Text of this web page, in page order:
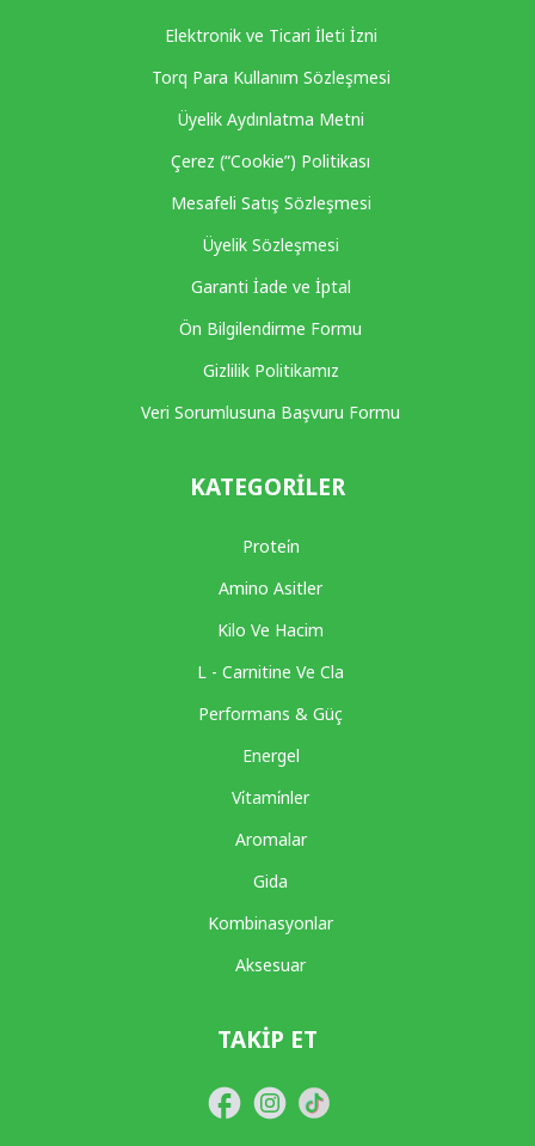
Elektronik ve Ticari İleti İzni
Torq Para Kullanım Sözleşmesi
Üyelik Aydınlatma Metni
Çerez (“Cookie”) Politikası
Mesafeli Satış Sözleşmesi
Üyelik Sözleşmesi
Garanti İade ve İptal
Ön Bilgilendirme Formu
Gizlilik Politikamız
Veri Sorumlusuna Başvuru Formu
KATEGORILER
Protei̇n
Amino Asitler
Kilo Ve Hacim
L - Carnitine Ve Cla
Performans & Güç
Energel
Vi̇tami̇nler
Aromalar
Gida
Kombinasyonlar
Aksesuar
TAKIP ET